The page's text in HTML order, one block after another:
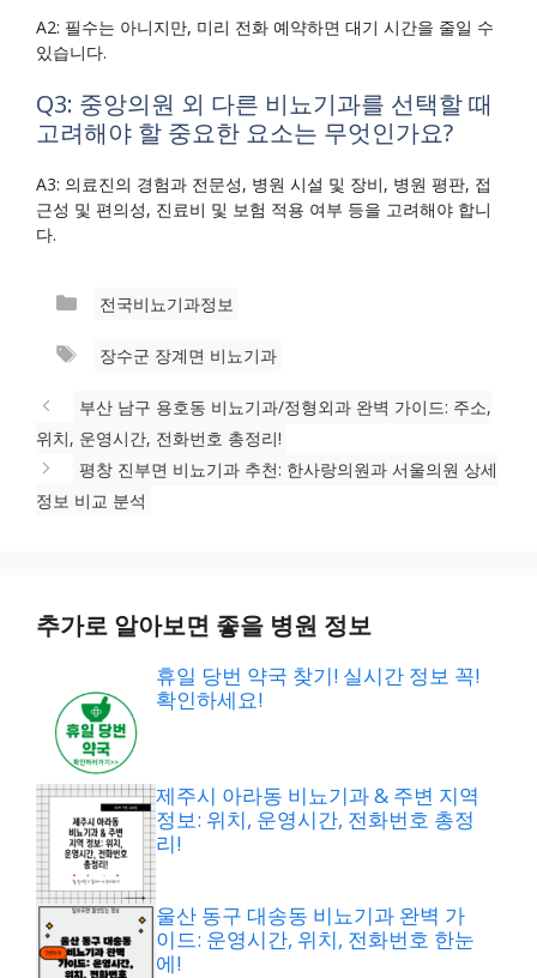
A2: 필수는 아니지만, 미리 전화 예약하면 대기 시간을 줄일 수
있습니다.
Q3: 중앙의원 외 다른 비뇨기과를 선택할 때
고려해야 할 중요한 요소는 무엇인가요?
A3: 의료진의 경험과 전문성, 병원 시설 및 장비, 병원 평판, 접
근성 및 편의성, 진료비 및 보험 적용 여부 등을 고려해야 합니
다.
카
고
전국비뇨기과정보
태
장수군 장계면 비뇨기과
부산 남구 용호동 비뇨기과/정형외과 완벽 가이드: 주소,
위치, 운영시간, 전화번호 총정리!
평창 진부면 비뇨기과 추천: 한사랑의원과 서울의원 상세
정보 비교 분석
추가로 알아보면 좋을 병원 정보
휴일 당번 약국 찾기! 실시간 정보 꼭!
확인하세요!
제주시 아라동 비뇨기과 & 주변 지역
정보: 위치, 운영시간, 전화번호 총정
리!
울산 동구 대송동 비뇨기과 완벽 가
이드: 운영시간, 위치, 전화번호 한눈
에!